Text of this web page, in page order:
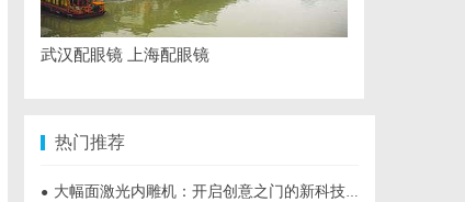
武汉配眼镜 上海配眼镜
热门推荐
● 大幅面激光内雕机：开启创意之门的新科技利器